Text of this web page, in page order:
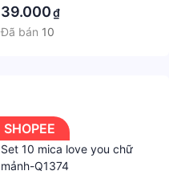
Nam
39.000₫
Đã bán 10
SHOPEE
Set 10 mica love you chữ
mảnh-Q1374